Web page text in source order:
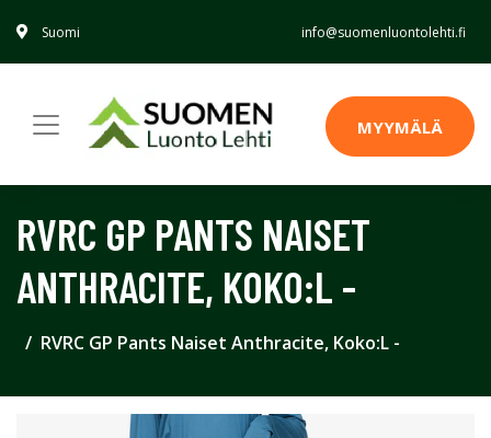
Suomi info@suomenluontolehti.fi
MYYMÄLÄ
RVRC GP PANTS NAISET
ANTHRACITE, KOKO:L -
RVRC GP Pants Naiset Anthracite, Koko:L -